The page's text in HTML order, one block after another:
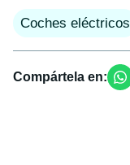
Coches eléctricos
Compártela en: